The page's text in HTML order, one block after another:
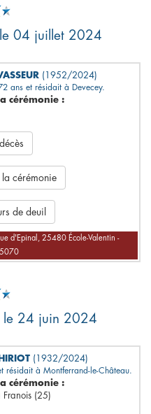
le 04 juillet 2024
(1952/2024)
ans et résidait à Devecey.
cérémonie :
la cérémonie
de deuil
d'Epinal, 25480 École-Valentin -
le 24 juin 2024
(1932/2024)
résidait à Montferrand-le-Château.
cérémonie :
(25)